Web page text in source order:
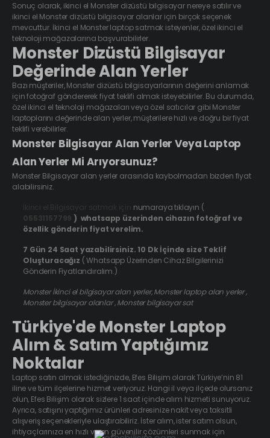
Sonuç olarak, ikinci el Monster dizüstü bilgisayar nereye satılır ve
ikinci el Monster dizüstü bilgisayar alanlar için birçok seçenek
mevcuttur. İkinci el Monster laptop satmak isteyenler, özel ikinci el
teknoloji mağazalarına başvurabilirler.
Monster Dizüstü Bilgisayar
Değerinde Alan Yerler
Bazı müşteriler, Monster dizüstü bilgisayarlarının değerini anlamak
için fotoğraf göndererek fiyat teklifi almak isteyebilirler. Bu durumda,
özel ikinci el teknoloji mağazaları veya özel satıcılar gibi Monster
laptoplarını değerinde alan yerler, müşterilere hızlı ve doğru bir fiyat
teklifi verebilirler.
Monster Bilgisayar Alan Yerler Veya Laptop
Alan Yerler Mi Arıyorsunuz?
Monster Bilgisayar alan yerler arasında kaybolmadan bizden fiyat
alabilirsiniz.
İkinci el Bilgisayar satmak için numaraya tıklayın (
05531157799 ) whatsapp üzerinden cihazın fotoğraf ve
özellik gönderin fiyat verelim.
7 Gün 24 Saat yazabilirsiniz. 10 Dk İçinde size Teklif
Oluşturacağız ( Whatsapp Üzerinden Cihaz Bilgilerinizi
Gönderin Fiyatlandıralım.)
Monster İkinci el bilgisayar alan yerler, Monster laptop alan yerler ,
Monster bilgisayar alanlar , Monster bilgisayar sat
Türkiye'de Monster Laptop
Alım & Satım Yaptığımız
Noktalar
Laptop satın almak istediğinizde, Efes Bilişim olarak Türkiye’nin 81
iline ve tüm ilçelerine hizmet veriyoruz. Hangi il veya ilçede olursanız
olun, Efes Bilişim olarak sizlere 1 saat içinde alım hizmeti sunuyoruz.
Ayrıca, satışını yaptığımız ürünleri adresinize nakit veya taksitli
alışveriş seçenekleriyle ulaştırabiliriz. İster alım, ister satım olsun,
ihtiyaçlarınıza en hızlı ve en güvenilir çözümleri sunmak için